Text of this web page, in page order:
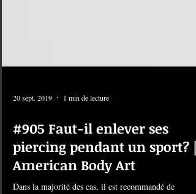
#905 Faut-il enlever ses
piercing pendant un sport? |
American Body Art